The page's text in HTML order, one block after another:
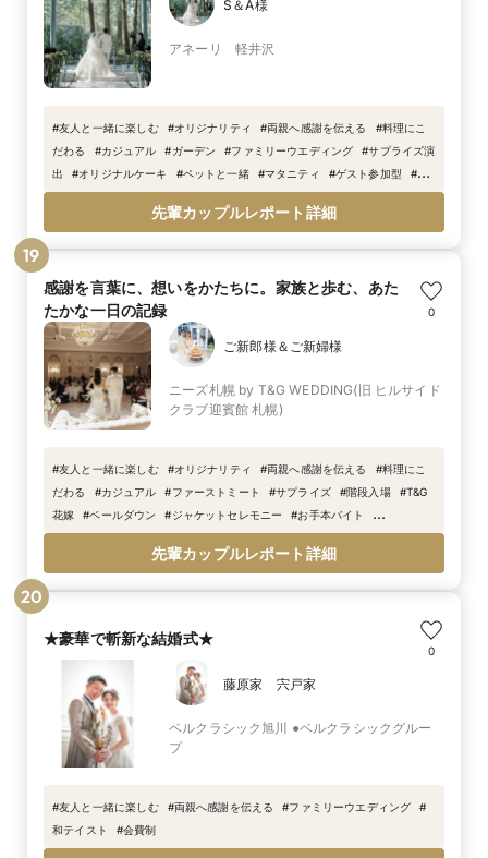
S＆A様
アネーリ 軽井沢
#友人と一緒に楽しむ #オリジナリティ #両親へ感謝を伝える #料理にこ
だわる
#カジュアル #ガーデン #ファミリーウエディング #サプライズ演
出
#オリジナルケーキ #ペットと一緒 #マタニティ #ゲスト参加型 #感
謝を伝える
#プロジェクションマッピング #抽選会
先輩カップルレポート詳細
19
感謝を言葉に、想いをかたちに。家族と歩む、あた
たかな一日の記録
0
ご新郎様＆ご新婦様
ニーズ札幌 by T&G WEDDING(旧 ヒルサイド
クラブ迎賓館 札幌)
#友人と一緒に楽しむ #オリジナリティ #両親へ感謝を伝える #料理にこ
だわる
#カジュアル #ファーストミート #サプライズ #階段入場 #T&G
花嫁
#ベールダウン #ジャケットセレモニー #お手本バイト
#T&G #T&G #WEDDING
先輩カップルレポート詳細
20
★豪華で斬新な結婚式★
0
藤原家 宍戸家
ベルクラシック旭川 ●ベルクラシックグルー
プ
#友人と一緒に楽しむ #両親へ感謝を伝える #ファミリーウエディング
#
和テイスト
#会費制